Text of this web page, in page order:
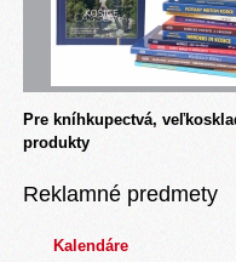
Pre kníhkupectvá,
produkty
Reklamné predmety
Kalendáre